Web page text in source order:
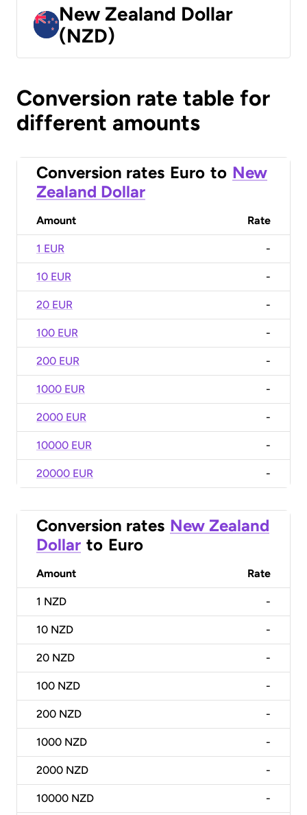
New Zealand Dollar
(NZD)
Conversion rate table for
different amounts
Conversion rates Euro to New
Zealand Dollar
Amount Rate
1 EUR -
10 EUR -
20 EUR -
100 EUR -
200 EUR -
1000 EUR -
2000 EUR -
10000 EUR -
20000 EUR -
Conversion rates New Zealand
Dollar to Euro
Amount Rate
1 NZD -
10 NZD -
20 NZD -
100 NZD -
200 NZD -
1000 NZD -
2000 NZD -
10000 NZD -